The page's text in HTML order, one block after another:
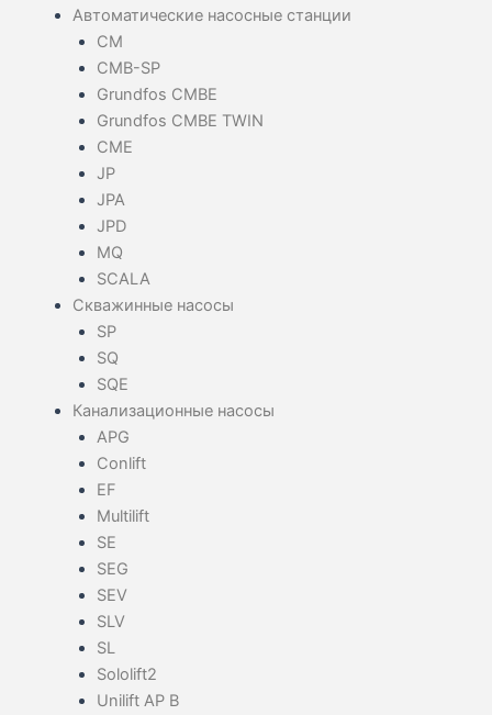
Автоматические насосные станции
CM
CMB-SP
Grundfos CMBE
Grundfos CMBE TWIN
CME
JP
JPA
JPD
MQ
SCALA
Скважинные насосы
SP
SQ
SQE
Канализационные насосы
APG
Conlift
EF
Multilift
SE
SEG
SEV
SLV
SL
Sololift2
Unilift AP B